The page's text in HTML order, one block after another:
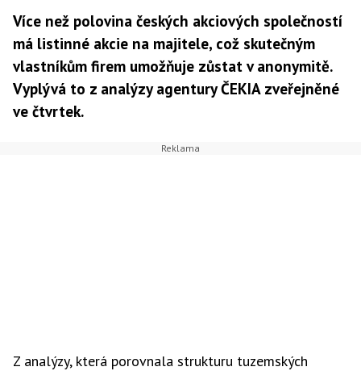
Více než polovina českých akciových společností
má listinné akcie na majitele, což skutečným
vlastníkům firem umožňuje zůstat v anonymitě.
Vyplývá to z analýzy agentury ČEKIA zveřejněné
ve čtvrtek.
Z analýzy, která porovnala strukturu tuzemských